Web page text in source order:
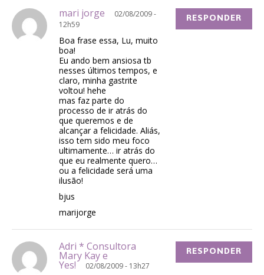
mari jorge
02/08/2009 -
12h59
Boa frase essa, Lu, muito
boa!
Eu ando bem ansiosa tb
nesses últimos tempos, e
claro, minha gastrite
voltou! hehe
mas faz parte do
processo de ir atrás do
que queremos e de
alcançar a felicidade. Aliás,
isso tem sido meu foco
ultimamente… ir atrás do
que eu realmente quero…
ou a felicidade será uma
ilusão!
bjus
marijorge
RESPONDER
Adri * Consultora
Mary Kay e
Yes! 02/08/2009 - 13h27
RESPONDER